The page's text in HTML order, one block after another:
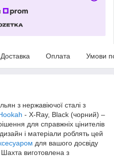
Доставка Оплата Умови
з нержавіючої сталі з
- X-Ray, Black (чорний) –
для справжніх цінителів
і матеріали роблять цей
для вашого досвіду
виготовлена з